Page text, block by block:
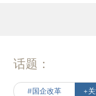
话题：
#国企改革 +